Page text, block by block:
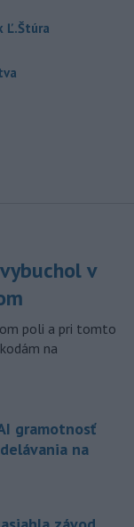
Ľ.Štúra
v
poli a pri tomto
na
gramotnosť
na